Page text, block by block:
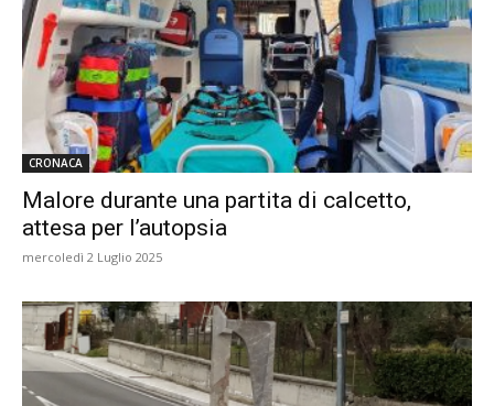
CRONACA
Malore durante una partita di calcetto,
attesa per l’autopsia
mercoledì 2 Luglio 2025